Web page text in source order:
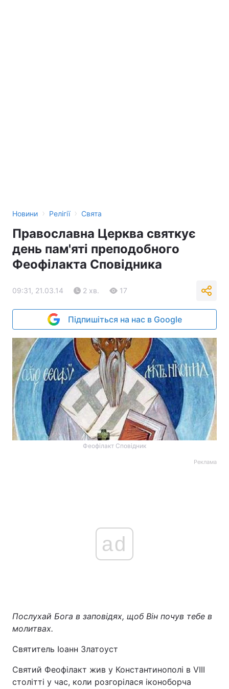
Новини › Релігії › Свята
Православна Церква святкує
день пам'яті преподобного
Феофілакта Сповідника
09:31, 21.03.14 2 хв. 17
Підпишіться на нас в Google
Феофілакт Сповідник
Реклама
ad
Послухай Бога в заповідях, щоб Він почув тебе в
молитвах.
Святитель Іоанн Златоуст
Святий Феофілакт жив у Константинополі в VIII
столітті у час, коли розгорілася іконоборча